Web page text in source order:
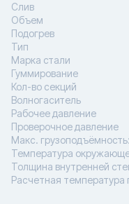
Слив
Объем
Подогрев
Тип
Марка стали
Гуммирование
Кол-во секций
Волногаситель
Рабочее давление
Проверочное давление
Макс. грузоподъёмность:
Температура
Толщина внутренней
Расчетная температура